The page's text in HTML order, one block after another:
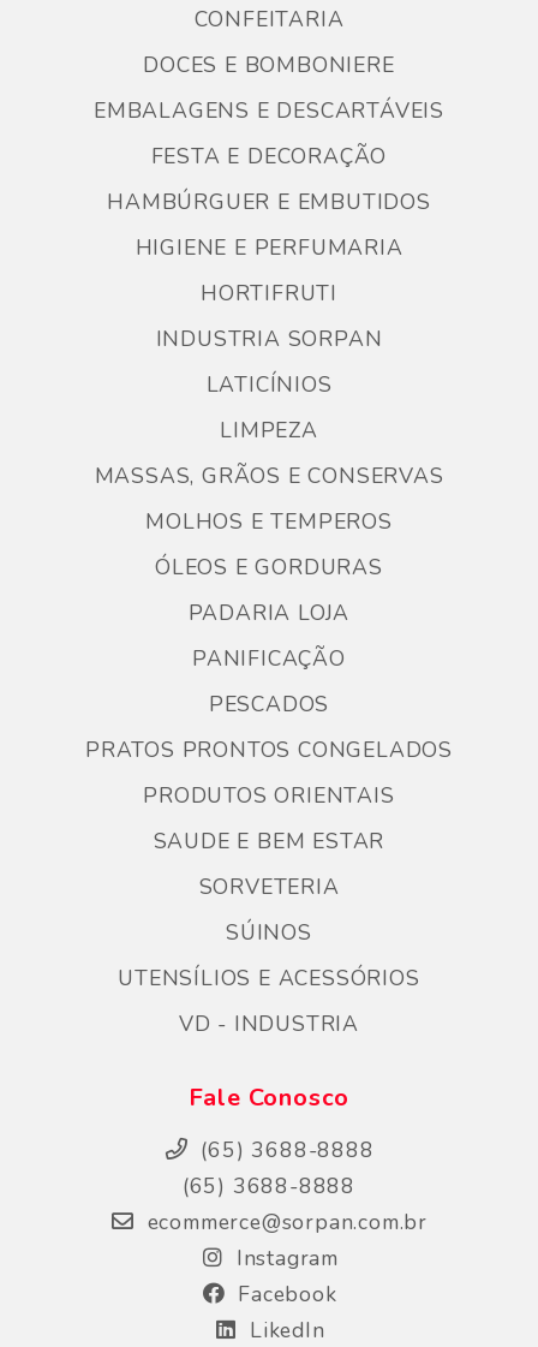
CONFEITARIA
DOCES E BOMBONIERE
EMBALAGENS E DESCARTÁVEIS
FESTA E DECORAÇÃO
HAMBÚRGUER E EMBUTIDOS
HIGIENE E PERFUMARIA
HORTIFRUTI
INDUSTRIA SORPAN
LATICÍNIOS
LIMPEZA
MASSAS, GRÃOS E CONSERVAS
MOLHOS E TEMPEROS
ÓLEOS E GORDURAS
PADARIA LOJA
PANIFICAÇÃO
PESCADOS
PRATOS PRONTOS CONGELADOS
PRODUTOS ORIENTAIS
SAUDE E BEM ESTAR
SORVETERIA
SÚINOS
UTENSÍLIOS E ACESSÓRIOS
VD - INDUSTRIA
Fale Conosco
(65) 3688-8888
(65) 3688-8888
ecommerce@sorpan.com.br
Instagram
Facebook
LikedIn